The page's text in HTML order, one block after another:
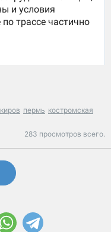
киров пермь костромская
283 просмотров всего.